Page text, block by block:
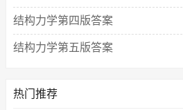
结构力学第四版答案
结构力学第五版答案
热门推荐